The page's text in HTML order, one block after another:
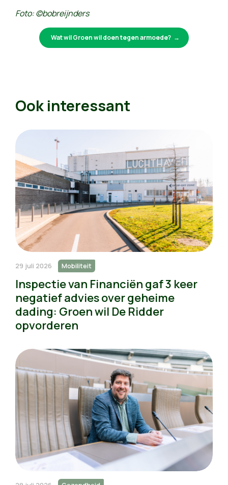
Foto: ©bobreijnders
Wat wil Groen wil doen tegen armoede?
Ook interessant
29 juli 2026 Mobiliteit
Inspectie van Financiën gaf 3 keer
negatief advies over geheime
dading: Groen wil De Ridder
opvorderen